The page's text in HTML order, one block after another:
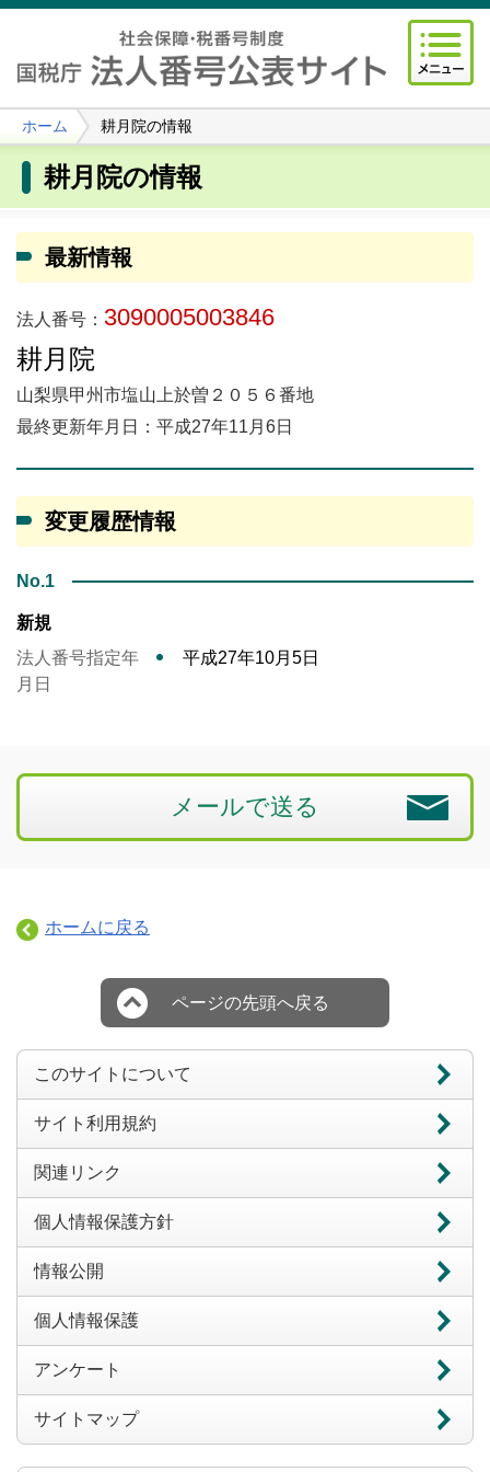
ホーム 耕月院の情報
耕月院の情報
最新情報
法人番号： 3090005003846
耕月院
山梨県甲州市塩山上於曽２０５６番地
最終更新年月日：平成27年11月6日
変更履歴情報
No.1
新規
法人番号指定年
月日
平成27年10月5日
メールで送る
ホームに戻る
ページの先頭へ戻る
このサイトについて
サイト利用規約
関連リンク
個人情報保護方針
情報公開
個人情報保護
アンケート
サイトマップ